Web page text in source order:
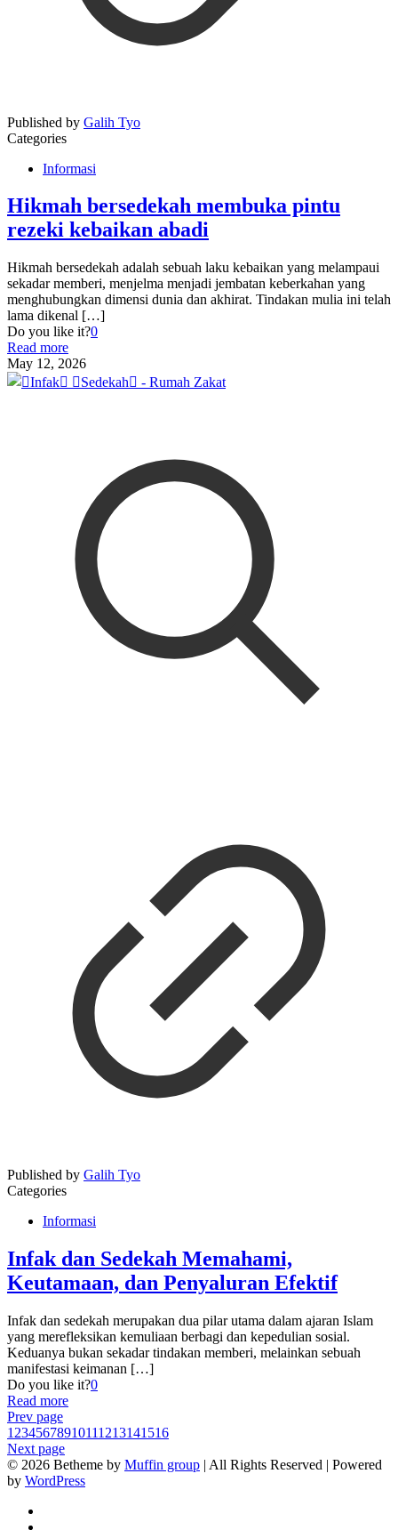
Published by Galih Tyo
Categories
Informasi
Hikmah bersedekah membuka pintu
rezeki kebaikan abadi
Hikmah bersedekah adalah sebuah laku kebaikan yang melampaui
sekadar memberi, menjelma menjadi jembatan keberkahan yang
menghubungkan dimensi dunia dan akhirat. Tindakan mulia ini telah
lama dikenal […]
Do you like it?0
Read more
May 12, 2026
Published by Galih Tyo
Categories
Informasi
Infak dan Sedekah Memahami,
Keutamaan, dan Penyaluran Efektif
Infak dan sedekah merupakan dua pilar utama dalam ajaran Islam
yang merefleksikan kemuliaan berbagi dan kepedulian sosial.
Keduanya bukan sekadar tindakan memberi, melainkan sebuah
manifestasi keimanan […]
Do you like it?0
Read more
Prev page
1 2345678910111213141516
Next page
© 2026 Betheme by Muffin group | All Rights Reserved | Powered
by WordPress